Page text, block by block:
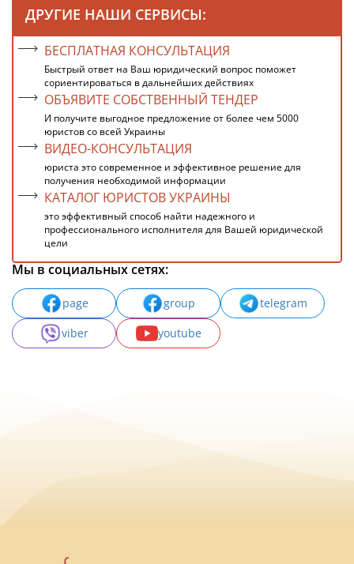
ДРУГИЕ НАШИ СЕРВИСЫ:
БЕСПЛАТНАЯ КОНСУЛЬТАЦИЯ
Быстрый ответ на Ваш юридический вопрос поможет
сориентироваться в дальнейших действиях
ОБЪЯВИТЕ СОБСТВЕННЫЙ ТЕНДЕР
И получите выгодное предложение от более чем 5000
юристов со всей Украины
ВИДЕО-КОНСУЛЬТАЦИЯ
юриста это современное и эффективное решение для
получения необходимой информации
КАТАЛОГ ЮРИСТОВ УКРАИНЫ
это эффективный способ найти надежного и
профессионального исполнителя для Вашей юридической
цели
Мы в социальных сетях:
page group
telegram
viber
youtube